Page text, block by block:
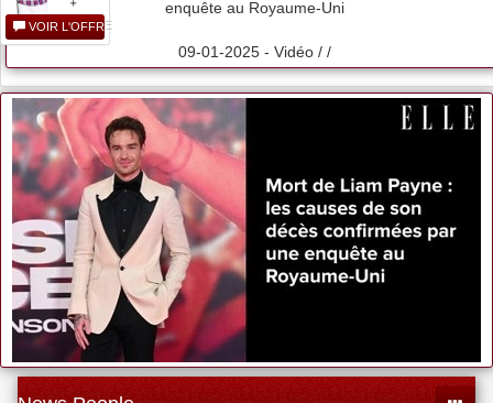
enquête au Royaume-Uni
09-01-2025 - Vidéo / /
VOIR L'OFFRE